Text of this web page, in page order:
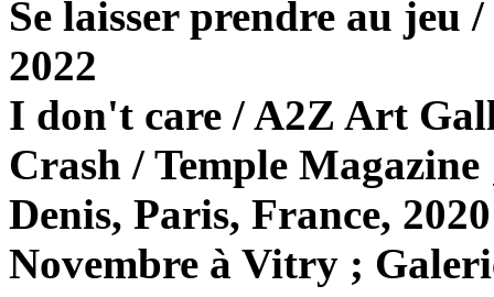
Se laisser prendre au jeu
2022
I don't care / A2Z Art
Crash / Temple
Denis, Paris, France, 2020
Novembre à Vitry ;